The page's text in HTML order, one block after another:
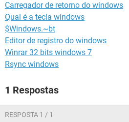
Carregador de retorno do windows
Qual é a tecla windows
$Windows.~bt
Editor de registro do windows
Winrar 32 bits windows 7
Rsync windows
1 Respostas
RESPOSTA 1 / 1